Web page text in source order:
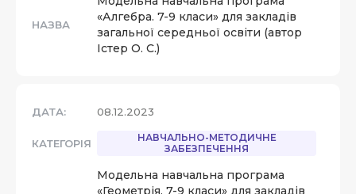
НАЗВА
«Алгебра. 7-9 класи» для закладів
загальної середньої освіти (автор
Істер О. С.)
ДАТА: 08.12.2023
КАТЕГОРІЯ
НАВЧАЛЬНО-МЕТОДИЧНЕ
ЗАБЕЗПЕЧЕННЯ
Модельна навчальна програма
«Геометрія. 7-9 класи» для закладів